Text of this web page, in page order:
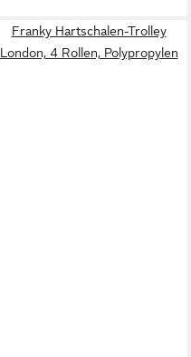
Franky Hartschalen-Trolley
London, 4 Rollen, Polypropylen